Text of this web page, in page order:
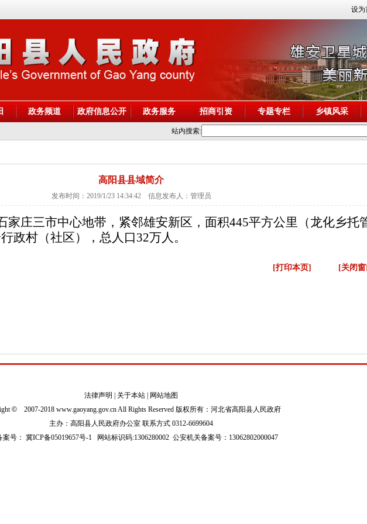
设为
政务频道 政府信息公开 政务服务 招商引资 专题专栏 乡镇风采
站内搜索:
高阳县县域简介
发布时间：2019/1/23 14:34:42 信息发布人：管理员
庄三市中心地带，紧邻雄安新区，面积445平方公里（龙化乡托
政村（社区），总人口32万人。
[打印本页] [关闭窗
法律声明 关于本站
网站地图
©2007-2018 www.gaoyang.gov.cn All Rights Reserved 版权所有：河北省高阳县人民政府
主办：高阳县人民政府办公室 联系方式 0312-6699604
案号： 冀ICP备05019657号-1网站标识码:1306280002 公安机关备案号：13062802000047